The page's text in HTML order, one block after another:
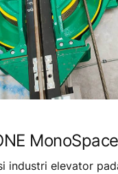
industri elevator